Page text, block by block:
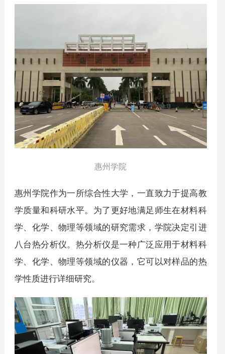
惠州学院
惠州学院作为一所综合性大学，一直致力于提高教
学质量和科研水平。为了更好地满足师生在材料科
学、化学、物理等领域的研究需求，学院决定引进
八台热分析仪。热分析仪是一种广泛应用于材料科
学、化学、物理等领域的仪器，它可以对样品的热
学性质进行详细研究。